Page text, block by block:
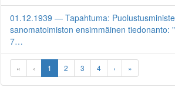
01.12.1939 — Tapahtuma:
sanomatoimiston ensimmäinen tiedonanto:
7…
« ‹ 1 2 3 4 › »